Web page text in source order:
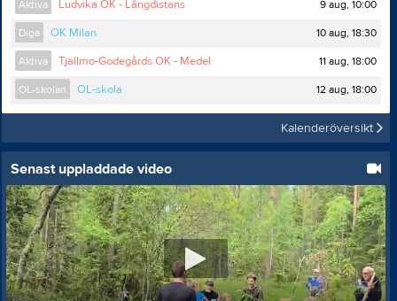
Aktiva Ludvika OK - Långdistans 9 aug, 10:00
Diga OK Milan 10 aug, 18:30
Aktiva Tjällmo-Godegårds OK - Medel 11 aug, 18:00
OL-skolan OL-skola 12 aug, 18:00
Kalenderöversikt
Senast uppladdade video